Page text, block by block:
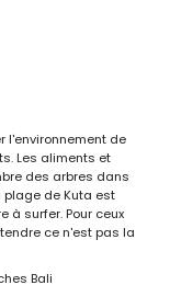
l'environnement de
Les aliments et
des arbres dans
plage de Kuta est
à surfer. Pour ceux
ce n'est pas la